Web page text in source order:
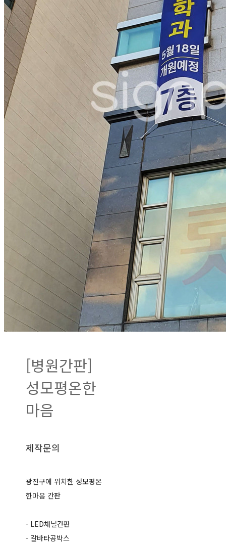
[병원간판]
성모평온한
마음
제작문의
광진구에 위치한 성모평온
한마음 간판
- LED채널간판
- 갈바타공박스